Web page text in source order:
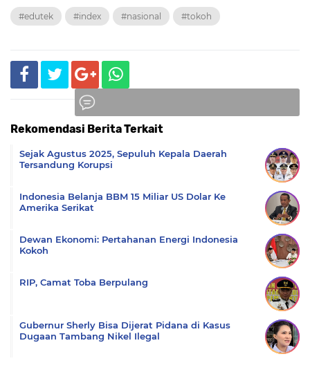
#edutek #index #nasional #tokoh
Rekomendasi Berita Terkait
Sejak Agustus 2025, Sepuluh Kepala Daerah
Tersandung Korupsi
Indonesia Belanja BBM 15 Miliar US Dolar Ke
Amerika Serikat
Dewan Ekonomi: Pertahanan Energi Indonesia
Kokoh
RIP, Camat Toba Berpulang
Gubernur Sherly Bisa Dijerat Pidana di Kasus
Dugaan Tambang Nikel Ilegal